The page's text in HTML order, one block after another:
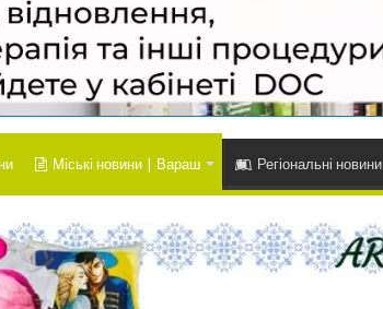
Міські новини | Вараш Регіональні новини